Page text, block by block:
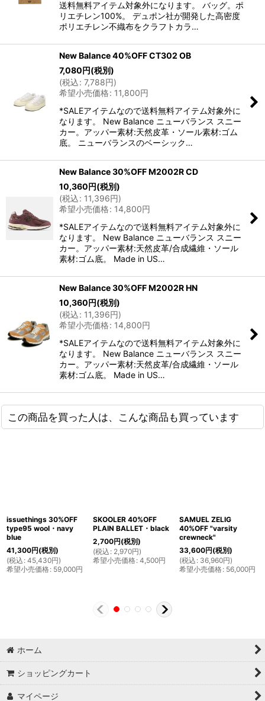
送料無料アイテム対象外になります。 バッグ。ポ
リエチレン100%。 デュポン社が開発した高密度
ポリエチレン不織布をクラフトカラ…
New Balance 40%OFF CT302 OB
7,080円(税別)
(税込: 7,788円)
希望小売価格: 11,800円
*SALEアイテムなので送料無料アイテム対象外に
なります。 New Balance ニューバランス スニー
カー。アッパー素材:天然皮革・ソール素材:ゴム
底。 ニューバランスのベーシック…
New Balance 30%OFF M2002R CD
10,360円(税別)
(税込: 11,396円)
希望小売価格: 14,800円
*SALEアイテムなので送料無料アイテム対象外に
なります。 New Balance ニューバランス スニー
カー。アッパー素材:天然皮革/合成繊維・ソール
素材:ゴム底。 Made in US…
New Balance 30%OFF M2002R HN
10,360円(税別)
(税込: 11,396円)
希望小売価格: 14,800円
*SALEアイテムなので送料無料アイテム対象外に
なります。 New Balance ニューバランス スニー
カー。アッパー素材:天然皮革/合成繊維・ソール
素材:ゴム底。 Made in US…
この商品を買った人は、こんな商品も買っています
issuethings 30%OFF
type95 wool・navy
blue
41,300円(税別)
(税込 : 45,430円)
希望小売価格: 59,000円
SKOOLER 40%OFF
PLAIN BALLET・black
2,700円(税別)
(税込 : 2,970円)
希望小売価格: 4,500円
SAMUEL ZELIG
40%OFF "varsity
crewneck"
33,600円(税別)
(税込 : 36,960円)
希望小売価格: 56,000円
ホーム
ショッピングカート
マイページ